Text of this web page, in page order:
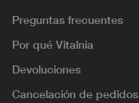
Preguntas frecuentes
Por qué Vitalnia
Devoluciones
Cancelación de pedidos